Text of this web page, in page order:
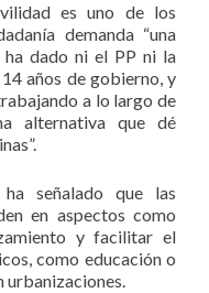
es uno de los
demanda “una
ha dado ni el PP ni la
años de gobierno, y
a lo largo de
alternativa que dé
señalado que las
en aspectos como
y facilitar el
como educación o
urbanizaciones.